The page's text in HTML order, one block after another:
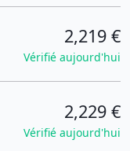
2,219 €
Vérifié aujourd'hui
2,229 €
Vérifié aujourd'hui